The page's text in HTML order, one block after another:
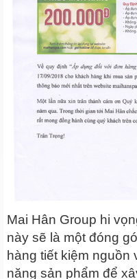
Mai Hân Group hi
này sẽ là một đóng
hàng tiết kiệm nguồn
năng sản phẩm để